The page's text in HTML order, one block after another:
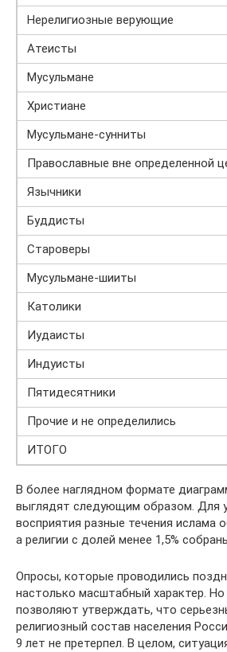
Нерелигиозные верующие
Атеисты
Мусульмане
Христиане
Мусульмане-сунниты
Православные вне определенной
Язычники
Буддисты
Староверы
Мусульмане-шииты
Католики
Иудаисты
Индуисты
Пятидесятники
Прочие и не определились
ИТОГО
В более наглядном формате
выглядят следующим образом. Для
восприятия разные течения ислама
а религии с долей менее 1,5%
Опросы, которые проводились
настолько масштабный характер.
позволяют утверждать, что
религиозный состав населения
9 лет не претерпел. В целом,